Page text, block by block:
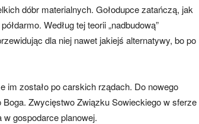
dóbr materialnych. Gołodupce zatańczą, jak
Według tej teorii „nadbudową”
dla niej nawet jakiejś alternatywy, bo po
im zostało po carskich rządach. Do nowego
Boga. Zwycięstwo Związku Sowieckiego w sferze
w gospodarce planowej.